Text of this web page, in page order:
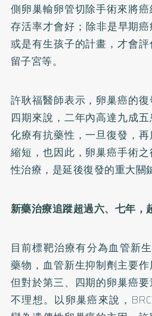
側卵巢輸卵管切除手術來將
存活率才會好；除非是早期癌
或是有生孩子的計畫，才會
留子宮等。
許耿福醫師表示，卵巢癌的復
四期來說，二年內高達九成
化療有抗藥性，一旦復發，
縮短，也因此，卵巢癌手術
性治療，是延後復發的重大關
新藥治療追蹤超過六、七年，
目前標靶治療有分為血管新
藥物，血管新生抑制劑主要
但對於第三、四期的卵巢癌
不理想。以卵巢癌來說，